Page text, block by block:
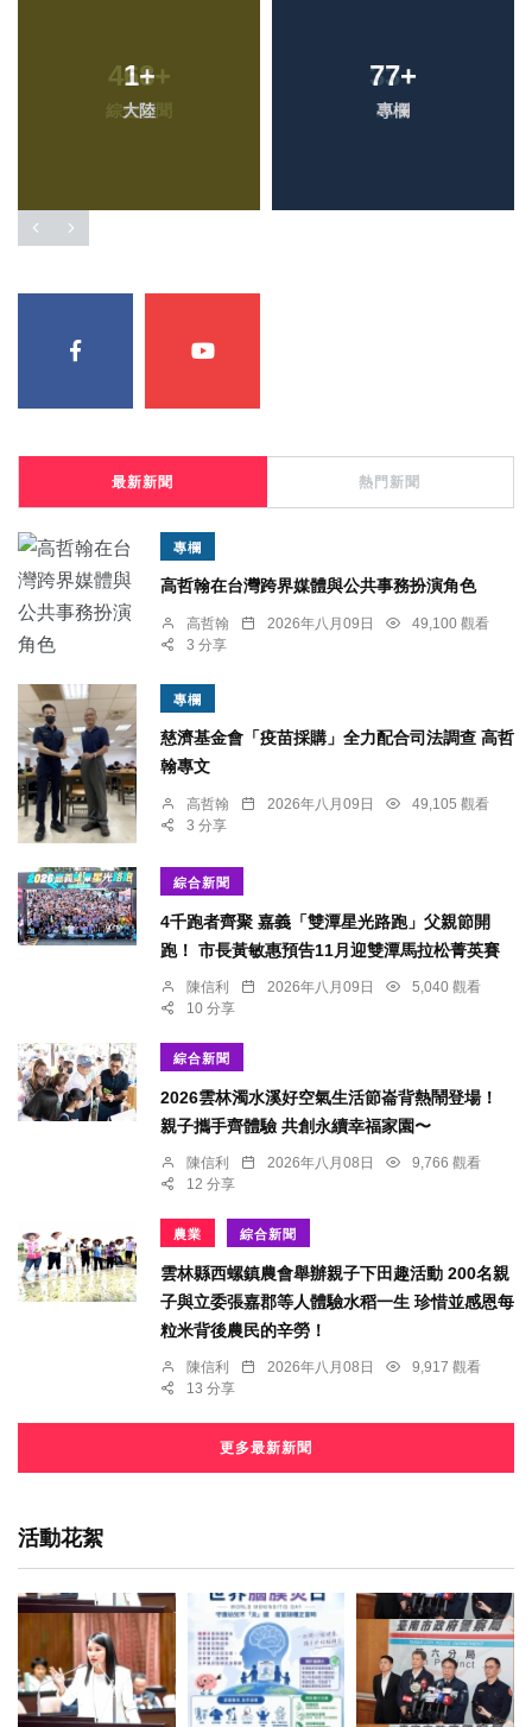
1+
大陸
77+
專欄
最新新聞 熱門新聞
專欄
高哲翰在台灣跨界媒體與公共事務扮演角色
高哲翰 2026年八月09日
49,100 觀看
3 分享
專欄
慈濟基金會「疫苗採購」全力配合司法調查 高哲
翰專文
高哲翰 2026年八月09日
49,105 觀看
3 分享
綜合新聞
4千跑者齊聚 嘉義「雙潭星光路跑」父親節開
跑！ 市長黃敏惠預告11月迎雙潭馬拉松菁英賽
陳信利 2026年八月09日
5,040 觀看
10 分享
綜合新聞
2026雲林濁水溪好空氣生活節崙背熱鬧登場！
親子攜手齊體驗 共創永續幸福家園〜
陳信利 2026年八月08日
9,766 觀看
12 分享
農業 綜合新聞
雲林縣西螺鎮農會舉辦親子下田趣活動 200名親
子與立委張嘉郡等人體驗水稻一生 珍惜並感恩每
粒米背後農民的辛勞！
陳信利 2026年八月08日
9,917 觀看
13 分享
更多最新新聞
活動花絮